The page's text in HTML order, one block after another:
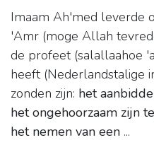
Imaam Ah'med leverde
'Amr (moge Allah
de profeet (salallaahoe
heeft (Nederlandstalige
zonden zijn: het
het ongehoorzaam zijn
het nemen van een ...